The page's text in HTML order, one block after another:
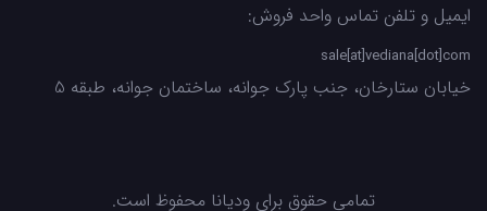
ایمیل و تلفن تماس واحد فروش:
sale[at]vediana[dot]com
خیابان ستارخان، جنب پارک جوانه، ساختمان جوانه، طبقه 5
تمامی حقوق برای ودیانا محفوظ است.